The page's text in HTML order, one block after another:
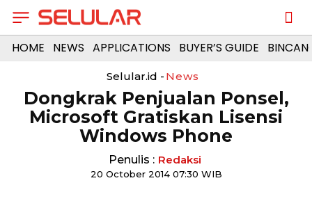
HOME NEWS APPLICATIONS BUYER’S GUIDE
Selular.id - News
Dongkrak Penjualan Ponsel,
Microsoft Gratiskan Lisensi
Windows Phone
Penulis : Redaksi
20 October 2014 07:30 WIB